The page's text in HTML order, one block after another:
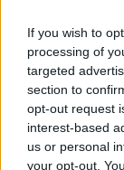
If you wish to
processing of
targeted
section to
opt-out request
interest-based
us or personal
your opt-out.
PÉNZ, ÉREM, PLAKETT
30575. tétel:
2012. 500
Korona +
Korona +
Korona +
Korona +
Balatoni